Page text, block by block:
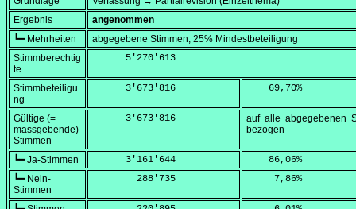
Ergebnis
angenommen
┗━ Mehrheiten
abgegebene Stimmen, 25% Mindestbeteiligung
Stimmberechtig
te
      5'270'613
Stimmbeteiligu
ng
      3'673'816
    69,70
%
Gültige (=
massgebende)
Stimmen
      3'673'816
auf alle abgegebenen
bezogen
┗━ Ja-Stimmen
      3'161'644
    86,06
%
┗━ Nein-
Stimmen
        288'735
     7,86
%